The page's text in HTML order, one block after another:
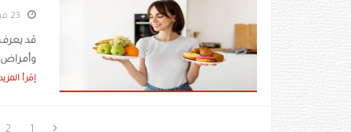
قد يعرف
وأمراض
إقرأ